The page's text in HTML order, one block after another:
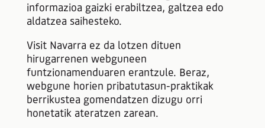
informazioa gaizki erabiltzea, galtzea edo
aldatzea saihesteko.
Visit Navarra ez da lotzen dituen
hirugarrenen webguneen
funtzionamenduaren erantzule. Beraz,
webgune horien pribatutasun-praktikak
berrikustea gomendatzen dizugu orri
honetatik ateratzen zarean.